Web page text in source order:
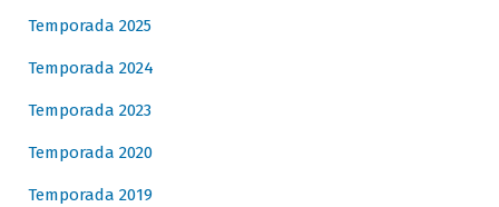
Temporada 2025
Temporada 2024
Temporada 2023
Temporada 2020
Temporada 2019